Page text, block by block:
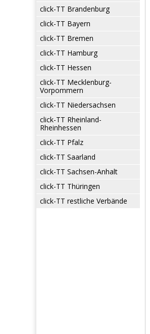
click-TT Brandenburg
click-TT Bayern
click-TT Bremen
click-TT Hamburg
click-TT Hessen
click-TT Mecklenburg-
Vorpommern
click-TT Niedersachsen
click-TT Rheinland-
Rheinhessen
click-TT Pfalz
click-TT Saarland
click-TT Sachsen-Anhalt
click-TT Thüringen
click-TT restliche Verbände